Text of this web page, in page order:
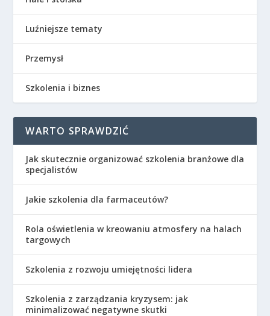
Luźniejsze tematy
Przemysł
Szkolenia i biznes
WARTO SPRAWDZIĆ
Jak skutecznie organizować szkolenia branżowe dla
specjalistów
Jakie szkolenia dla farmaceutów?
Rola oświetlenia w kreowaniu atmosfery na halach
targowych
Szkolenia z rozwoju umiejętności lidera
Szkolenia z zarządzania kryzysem: jak
minimalizować negatywne skutki